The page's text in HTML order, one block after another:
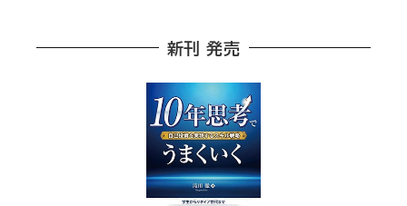
新刊 発売